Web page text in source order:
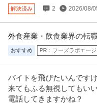
解決済み 2 2026/08/
外食産業・飲食業界の転
おすすめ PR：フーズラボエージ
バイトを飛びたいんです
来てもふる無視してもい
電話してきますかね？